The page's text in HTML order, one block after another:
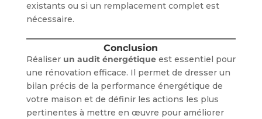
existants ou si un remplacement complet est
nécessaire.
Conclusion
Réaliserun audit énergétiqueest essentiel pour
une rénovation efficace. Il permet de dresser un
bilan précis de la performance énergétique de
votre maison et de définir les actions les plus
pertinentes à mettre en œuvre pour améliorer